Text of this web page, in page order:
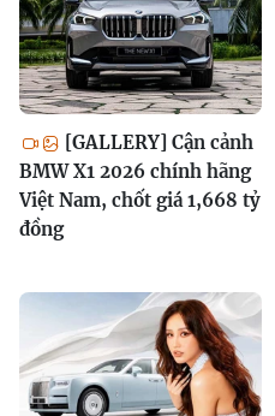
[GALLERY] Cận cảnh
BMW X1 2026 chính hãng
Việt Nam, chốt giá 1,668 tỷ
đồng